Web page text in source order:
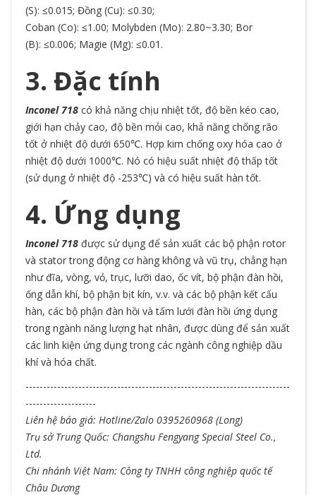
(S): ≤0.015; Đồng (Cu): ≤0.30;
Coban (Co): ≤1.00; Molybden (Mo): 2.80~3.30; Bor
(B): ≤0.006; Magie (Mg): ≤0.01.
3. Đặc tính
Inconel 718 có khả năng chịu nhiệt tốt, độ bền kéo cao,
giới hạn chảy cao, độ bền mỏi cao, khả năng chống rão
tốt ở nhiệt độ dưới 650℃. Hợp kim chống oxy hóa cao ở
nhiệt độ dưới 1000℃. Nó có hiệu suất nhiệt độ thấp tốt
(sử dụng ở nhiệt độ -253℃) và có hiệu suất hàn tốt.
4. Ứng dụng
Inconel 718 được sử dụng để sản xuất các bộ phận rotor
và stator trong động cơ hàng không và vũ trụ, chẳng hạn
như đĩa, vòng, vỏ, trục, lưỡi dao, ốc vít, bộ phận đàn hồi,
ống dẫn khí, bộ phận bịt kín, v.v. và các bộ phận kết cấu
hàn, các bộ phận đàn hồi và tấm lưới đàn hồi ứng dụng
trong ngành năng lượng hạt nhân, được dùng để sản xuất
các linh kiện ứng dụng trong các ngành công nghiệp dầu
khí và hóa chất.
---------------------------------------------------------------------------
--------------------
Liên hệ báo giá: Hotline/Zalo 0395260968 (Long)
Trụ sở Trung Quốc: Changshu Fengyang Special Steel Co.,
Ltd.
Chi nhánh Việt Nam: Công ty TNHH công nghiệp quốc tế
Châu Dương